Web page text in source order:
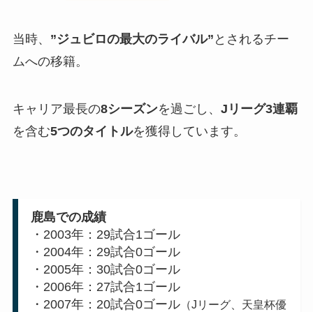
当時、 ”ジュビロの最大のライバル” とされるチー
ムへの移籍。
キャリア最長の8シーズンを過ごし、 Jリーグ3連覇
を含む5つのタイトルを獲得しています。
鹿島での成績
・2003年：29試合1ゴール
・2004年：29試合0ゴール
・2005年：30試合0ゴール
・2006年：27試合1ゴール
・2007年：20試合0ゴール（Jリーグ、天皇杯優